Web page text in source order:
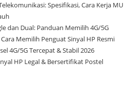
Spesifikasi, Cara Kerja MU
dan Dual: Panduan Memilih 4G/5G
Memilih Penguat Sinyal HP Resmi
4G/5G Tercepat & Stabil 2026
HP Legal & Bersertifikat Postel